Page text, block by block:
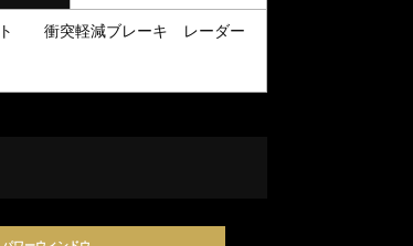
ト 衝突軽減ブレーキ レーダー